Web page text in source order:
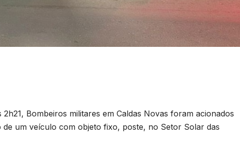
Bombeiros militares em Caldas Novas foram acionados
um veículo com objeto fixo, poste, no Setor Solar das